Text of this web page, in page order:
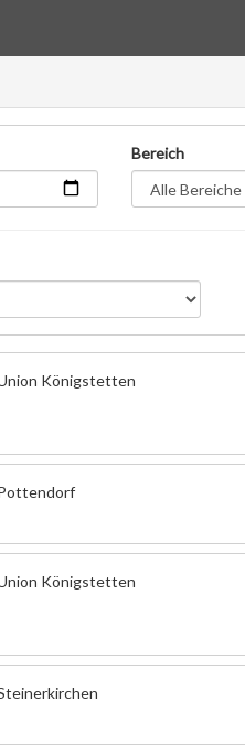
Bereich
Königstetten
Königstetten